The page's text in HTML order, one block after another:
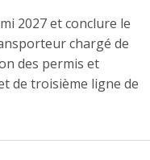
2027 et conclure le
chargé de
des permis et
de troisième ligne de